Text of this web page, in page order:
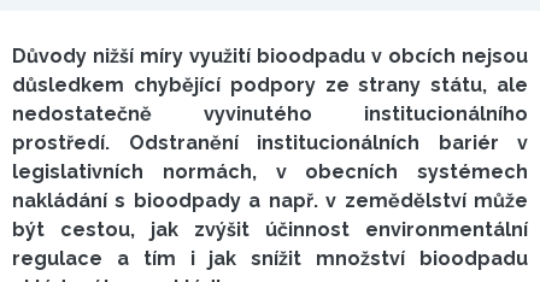
Důvody nižší míry využití bioodpadu v obcích nejsou
důsledkem chybějící podpory ze strany státu, ale
nedostatečně vyvinutého institucionálního
prostředí. Odstranění institucionálních bariér v
legislativních normách, v obecních systémech
nakládání s bioodpady a např. v zemědělství může
být cestou, jak zvýšit účinnost environmentální
regulace a tím i jak snížit množství bioodpadu